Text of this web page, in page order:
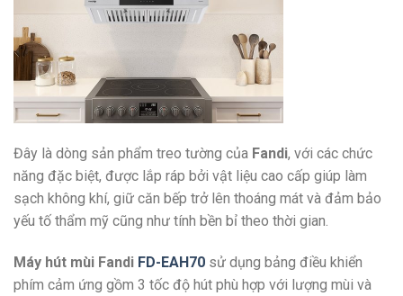
Đây là dòng sản phẩm treo tường của Fandi, với các chức
năng đặc biệt, được lắp ráp bởi vật liệu cao cấp giúp làm
sạch không khí, giữ căn bếp trở lên thoáng mát và đảm bảo
yếu tố thẩm mỹ cũng như tính bền bỉ theo thời gian.
Máy hút mùi Fandi FD-EAH70 sử dụng bảng điều khiển
phím cảm ứng gồm 3 tốc độ hút phù hợp với lượng mùi và